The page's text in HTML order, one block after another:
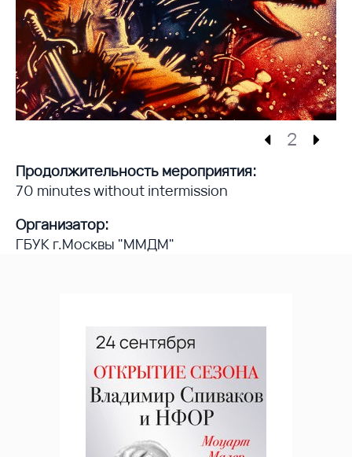
2
Продолжительность мероприятия:
70 minutes without intermission
Организатор:
ГБУК г.Москвы "ММДМ"